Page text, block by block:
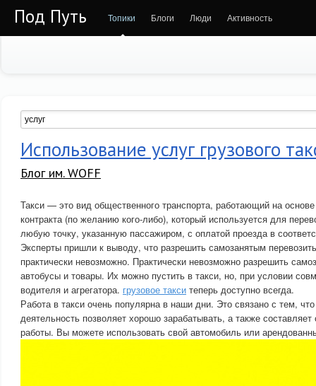
Под Путь Топики Блоги Люди Активность
Использование услуг грузового
Блог им. WOFF
Такси — это вид общественного транспорта, работающий на основе
контракта (по желанию кого-либо), который используется для
любую точку, указанную пассажиром, с оплатой проезда в
Эксперты пришли к выводу, что разрешить самозанятым
практически невозможно. Практически невозможно разрешить
автобусы и товары. Их можно пустить в такси, но, при условии
водителя и агрегатора. грузовое такси теперь доступно всегда.
Работа в такси очень популярна в наши дни. Это связано с тем,
деятельность позволяет хорошо зарабатывать, а также
работы. Вы можете использовать свой автомобиль или